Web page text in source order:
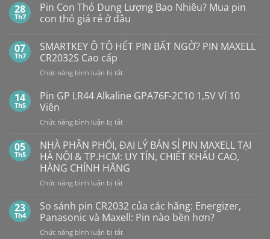
28
Th7
Pin Con Thỏ Dung Lượng Bao Nhiêu? Mua pin
con thỏ giá rẻ ở đâu
bình
luận
ở
Pin
Con
Dung
Lượng
Bao
Nhiêu?
Mua
con
thỏ
giá
rẻ
ở
đâu
07
Th7
SMARTKEY Ô TÔ HẾT PIN BẤT NGỜ? PIN MAXELL
CR2032S Cao cấp
Chức năng bình luận bị tắtở
Ô
PIN
NGỜ?
PIN
MAXELL
CR2032S Cao
cấp
14
Th5
Pin GP LR44 Alkaline GPA76F-2C10 1,5V Vỉ 10
Viên
Chức năng bình luận bị tắtở
GP
LR44
Alkaline
GPA76F-
2C10
Vỉ
10
Viên
05
Th5
NHÀ PHÂN PHỐI, ĐẠI LÝ BÁN SỈ PIN MAXELL TẠI
HÀ NỘI & TP.HCM: UY TÍN, CHIẾT KHẤU CAO,
HÀNG CHÍNH HÃNG
Chức năng bình luận bị tắtở
PHÂN
PHỐI,
ĐẠI
LÝ
23
Th4
So sánh pin CR2032 của các hãng: Energizer,
Panasonic và Maxell: Pin nào bền hơn?
Chức năng bình luận bị tắtở